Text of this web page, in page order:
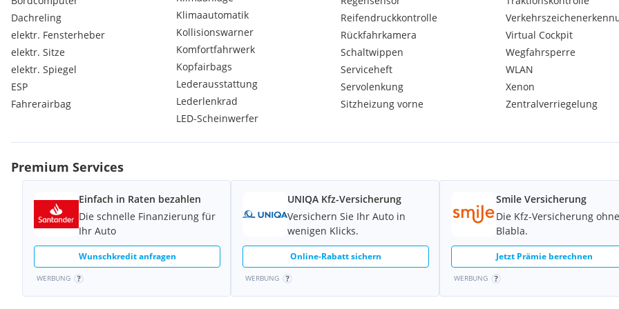
Sicherheitslenksäule
Sicherheitsgurte
Kindersicherung an den hinteren Türen
Wärmeschutzverglasung
Innenbeleuchtung
Audi drive select
Einstellbarer Geschwindigkeitsbegrenzer
Elektromechanische Parkbremse
Garantie : Herstellergarantie 2 Jahre
Quattro
Ablagefächer
Scheibenbremsen vorn
Bremsanlage
Elektronische Differenzialsperre EDS
Start-Stop-System
Lackierung : Uni-Lackierung
8 Lautsprecher (passiv)
Abgasendrohre
Dachreling
elektr. Fensterheber
elektr. Sitze
elektr. Spiegel
ESP
Fahrerairbag
Klimaautomatik
Kollisionswarner
Komfortfahrwerk
Kopfairbags
Lederausstattung
Lederlenkrad
LED-Scheinwerfer
Reifendruckkontrolle
Rückfahrkamera
Schaltwippen
Serviceheft
Servolenkung
Sitzheizung vorne
Virtual Cockpit
Wegfahrsperre
WLAN
Xenon
Zentralverriegelung
Premium Services
Einfach in Raten bezahlen
Die schnelle Finanzierung für
Ihr Auto
Wunschkredit anfragen
WERBUNG
UNIQA Kfz-Versicherung
Versichern Sie Ihr Auto in
wenigen Klicks.
Online-Rabatt sichern
WERBUNG
Smile Versicherung
Die Kfz-Versicherung ohne
Blabla.
Jetzt Prämie berechnen
WERBUNG